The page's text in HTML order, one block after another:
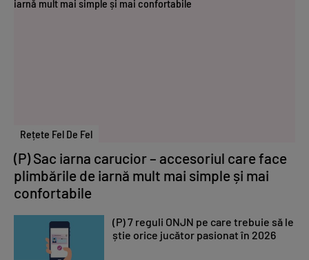
Rețete Fel De Fel
(P) Sac iarna carucior – accesoriul care face
plimbările de iarnă mult mai simple și mai
confortabile
(P) 7 reguli ONJN pe care trebuie să le
știe orice jucător pasionat în 2026